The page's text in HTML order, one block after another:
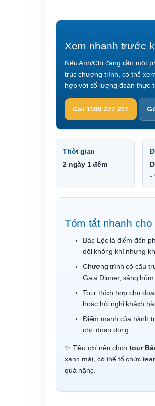
Xem nhanh trước
Nếu Anh/Chị đang cần một
trúc chương trình, có thể
hợp với số lượng đoàn thực
Gọi 1900 277 297
Thời gian
2 ngày 1 đêm
-
Tóm tắt nhanh
Bảo Lộc là điểm đến
đổi không khí nhưng
Chương trình có cấu
Gala Dinner, sáng
Tour thích hợp cho
hoặc hội nghị khách
Điểm mạnh của hành
cho đoàn đông.
✨ Tiêu chí nên chọn tour
xanh mát, có thể tổ chức
quá nặng.